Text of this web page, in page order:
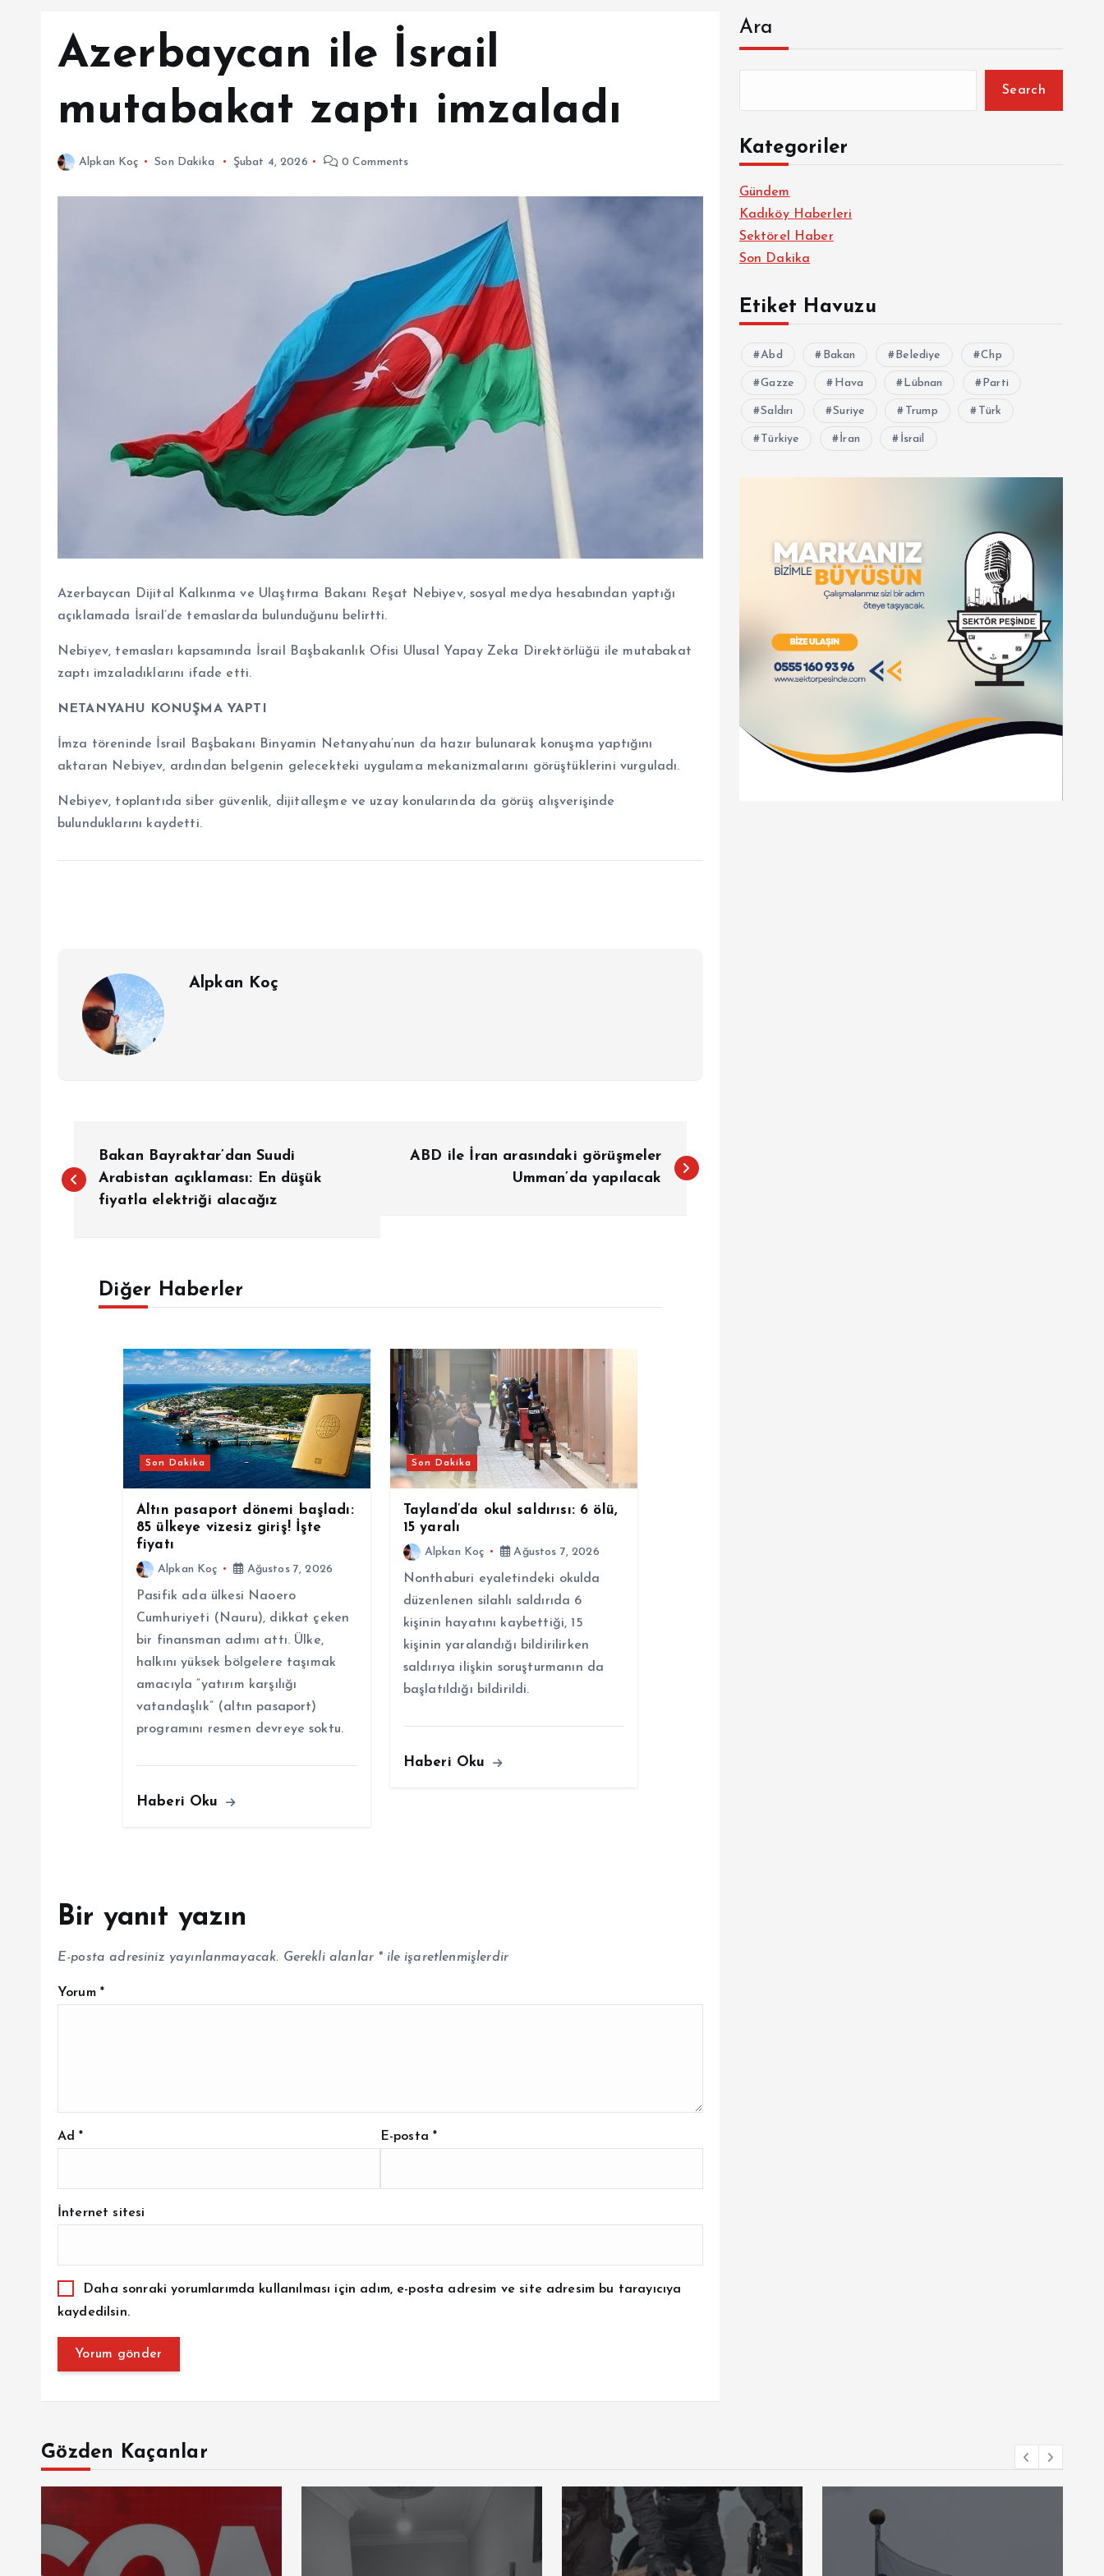
Azerbaycan ile İsrail
mutabakat zaptı imzaladı
Alpkan Koç Son Dakika Şubat 4, 2026 0 Comments
Azerbaycan Dijital Kalkınma ve Ulaştırma Bakanı Reşat Nebiyev, sosyal medya hesabından yaptığı
açıklamada İsrail’de temaslarda bulunduğunu belirtti.
Nebiyev, temasları kapsamında İsrail Başbakanlık Ofisi Ulusal Yapay Zeka Direktörlüğü ile mutabakat
zaptı imzaladıklarını ifade etti.
NETANYAHU KONUŞMA YAPTI
İmza töreninde İsrail Başbakanı Binyamin Netanyahu’nun da hazır bulunarak konuşma yaptığını
aktaran Nebiyev, ardından belgenin gelecekteki uygulama mekanizmalarını görüştüklerini vurguladı.
Nebiyev, toplantıda siber güvenlik, dijitalleşme ve uzay konularında da görüş alışverişinde
bulunduklarını kaydetti.
Alpkan Koç
a
Bakan Bayraktar’dan Suudi
Arabistan açıklaması: En düşük
fiyatla elektriği alacağız
ABD ile İran arasındaki görüşmeler
Umman’da yapılacak
Diğer Haberler
Son Dakika
Altın pasaport dönemi başladı:
85 ülkeye vizesiz giriş! İşte
fiyatı
Alpkan Koç Ağustos 7, 2026
Pasifik ada ülkesi Naoero
Cumhuriyeti (Nauru), dikkat çeken
bir finansman adımı attı. Ülke,
halkını yüksek bölgelere taşımak
amacıyla “yatırım karşılığı
vatandaşlık” (altın pasaport)
programını resmen devreye soktu.
Haberi Oku
Son Dakika
Tayland’da okul saldırısı: 6 ölü,
15 yaralı
Alpkan Koç Ağustos 7, 2026
Nonthaburi eyaletindeki okulda
düzenlenen silahlı saldırıda 6
kişinin hayatını kaybettiği, 15
kişinin yaralandığı bildirilirken
saldırıya ilişkin soruşturmanın da
başlatıldığı bildirildi.
Haberi Oku
Bir yanıt yazın
E-posta adresiniz yayınlanmayacak. Gerekli alanlar *ile işaretlenmişlerdir
Yorum *
Ad* E-posta*
İnternet sitesi
Daha sonraki yorumlarımda kullanılması için adım, e-posta adresim ve site adresim bu tarayıcıya
kaydedilsin.
Ara
Search
Kategoriler
Gündem
Kadıköy Haberleri
Sektörel Haber
Son Dakika
Etiket Havuzu
Abd Bakan Belediye Chp
Gazze Hava Lübnan Parti
Saldırı Suriye Trump Türk
Türkiye İran İsrail
Gözden Kaçanlar